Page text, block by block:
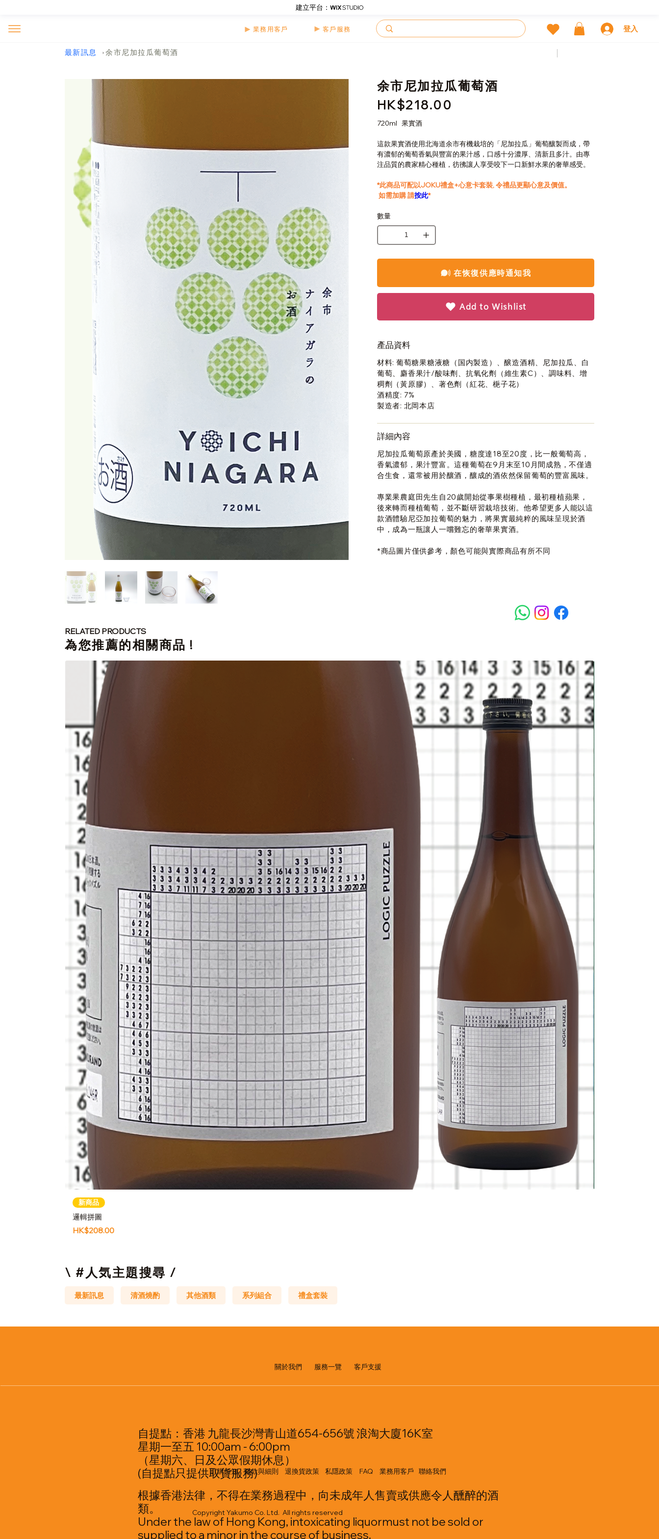
建立平台：
業務用客戶 客戶服務 登入
最新訊息 >余市尼加拉瓜葡萄酒
余市尼加拉瓜葡萄酒
價HK$218.00
720ml 果實酒
這款果實酒使用北海道余市有機栽培的「尼加拉瓜」葡萄釀製而成，帶
有濃郁的葡萄香氣與豐富的果汁感，口感十分濃厚、清新且多汁。由專
注品質的農家精心種植，彷彿讓人享受咬下一口新鮮水果的奢華感受。
*此商品可配以JOKU禮盒+心意卡套裝, 令禮品更顯心意及價值。
如需加購 請按此*
數量
在恢復供應時通知我
Add to Wishlist
產品資料
材料: 葡萄糖果糖液糖（国内製造）、醸造酒精、尼加拉瓜、白
葡萄、麝香果汁/酸味劑、抗氧化劑（維生素C）、調味料、增
稠劑（黃原膠）、著色劑（紅花、梔子花）
酒精度: 7%
製造者: 北岡本店
詳細內容
尼加拉瓜葡萄原產於美國，糖度達18至20度，比一般葡萄高，
香氣濃郁，果汁豐富。這種葡萄在9月末至10月間成熟，不僅適
合生食，還常被用於釀酒，釀成的酒依然保留葡萄的豐富風味。
專業果農庭田先生自20歲開始從事果樹種植，最初種植蘋果，
後來轉而種植葡萄，並不斷研習栽培技術。他希望更多人能以這
款酒體驗尼亞加拉葡萄的魅力，將果實最純粹的風味呈現於酒
中，成為一瓶讓人一嚐難忘的奢華果實酒。
*商品圖片僅供參考，顏色可能與實際商品有所不同
RELATED PRODUCTS
​為您推薦的相關商品 !
新商品
邏輯拼圖
價格
HK$208.00
\ #人気主題搜尋 /
最新訊息 清酒燒酌 其他酒類 系列組合 禮盒套裝
關於我們 ​服務一覽 客戶支援
自提點：香港 九龍長沙灣青山道654-656號 浪淘大廈16K室
星期一至五 10:00am - 6:00pm
（星期六、日及公眾假期休息）
(自提點只提供取貨服務)
訂購須知 條款與細則 退換貨政策 私隱政策 FAQ 業務用客戶 聯絡我們
根據香港法律，不得在業務過程中，向未成年人售賣或供應令人醺醉的酒
類。
Under the law of Hong Kong, intoxicating liquormust not be sold or
supplied to a minor in the course of business.
Copyright Yakumo Co. Ltd. All rights reserved